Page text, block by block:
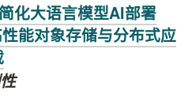
化大语言模型AI部署
能对象存储与分布式应